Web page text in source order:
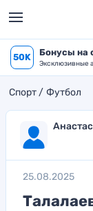
50K Бонусы на
Эксклюзивные
Спорт Футбол
25.08.2025